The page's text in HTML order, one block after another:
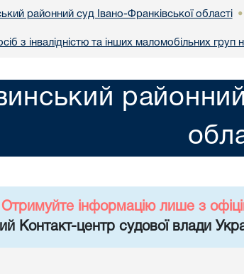
районний суд Івано-Франківської області •
з інвалідністю та інших маломобільних груп
Отримуйте інформацію лише з
Контакт-центр судової влади